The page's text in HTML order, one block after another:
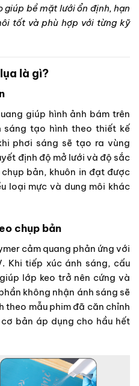
giúp bề mặt lưới ổn định, hạn
tốt và phù hợp với từng kỹ
là gì?
giúp hình ảnh bám trên
tạo hình theo thiết kế
phơi sáng sẽ tạo ra vùng
định độ mở lưới và độ sắc
bản, khuôn in đạt được
loại mực và dung môi khác
chụp bản
cảm quang phản ứng với
Khi tiếp xúc ánh sáng, cấu
lớp keo trở nên cứng và
không nhận ánh sáng sẽ
theo mẫu phim đã căn chỉnh
bản áp dụng cho hầu hết